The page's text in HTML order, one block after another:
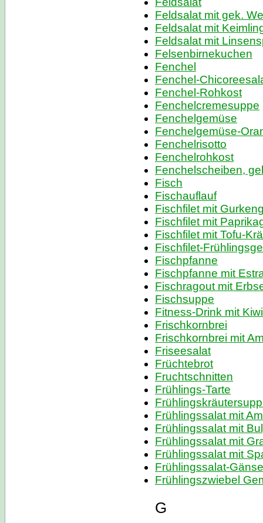
Feldsalat mit gek.
Feldsalat mit
Feldsalat mit
Felsenbirnekuchen
Fenchel
Fenchel-
Fenchel-Rohkost
Fenchelcremesuppe
Fenchelgemüse
Fenchelgemüse-
Fenchelrisotto
Fenchelrohkost
Fenchelscheiben,
Fisch
Fischauflauf
Fischfilet mit
Fischfilet mit
Fischfilet mit Tofu-
Fischfilet-
Fischpfanne
Fischpfanne mit
Fischragout mit
Fischsuppe
Fitness-Drink mit Kiwi
Frischkornbrei
Frischkornbrei mit
Friseesalat
Früchtebrot
Fruchtschnitten
Frühlings-Tarte
Frühlingssalat mit
Frühlingssalat mit
Frühlingssalat mit
Frühlingssalat mit
Frühlingssalat-
Frühlingszwiebel
G